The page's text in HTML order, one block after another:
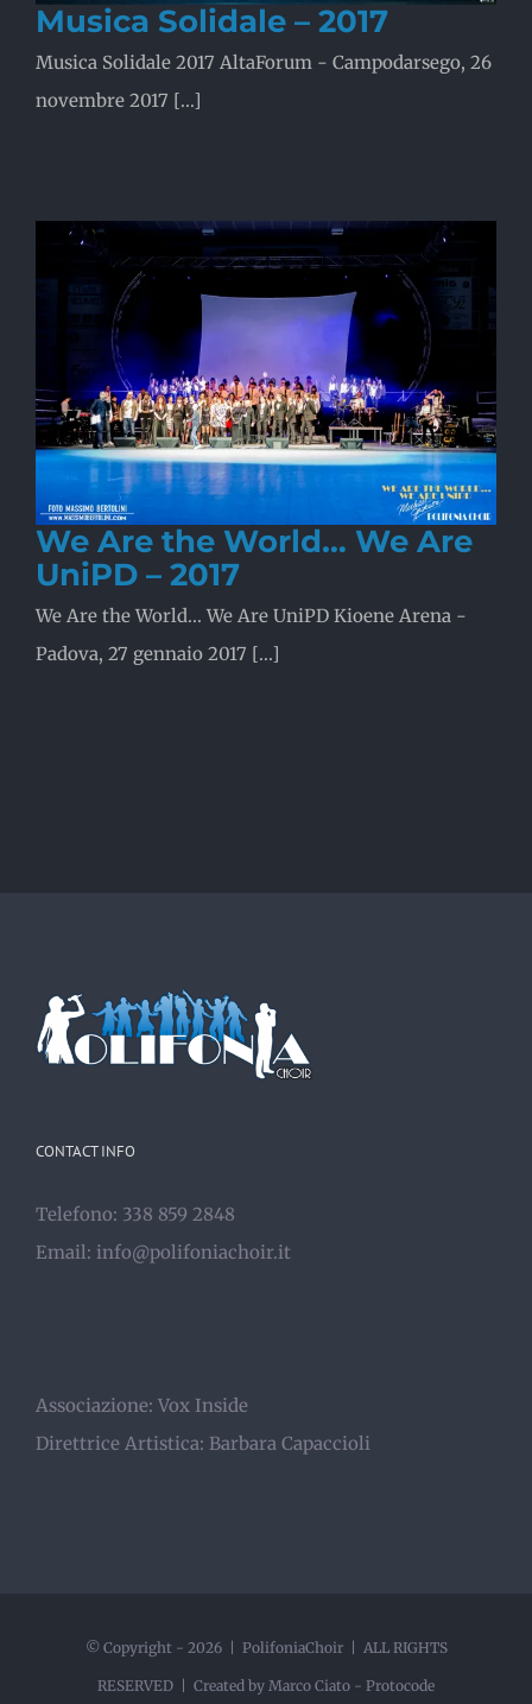
Musica Solidale – 2017
Musica Solidale 2017 AltaForum - Campodarsego, 26
novembre 2017 [...]
We Are the World… We Are
UniPD – 2017
We Are the World... We Are UniPD Kioene Arena -
Padova, 27 gennaio 2017 [...]
CONTACT INFO
Telefono: 338 859 2848
Email: info@polifoniachoir.it
Associazione: Vox Inside
Direttrice Artistica: Barbara Capaccioli
© Copyright - 2026 | PolifoniaChoir | ALL RIGHTS
RESERVED | Created by Marco Ciato - Protocode